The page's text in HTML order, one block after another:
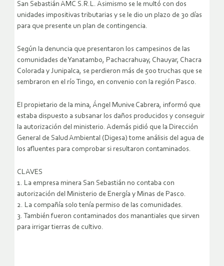
San Sebastián AMC S.R.L. Asimismo se le multó con dos
unidades impositivas tributarias y se le dio un plazo de 30 días
para que presente un plan de contingencia.
Según la denuncia que presentaron los campesinos de las
comunidades de Yanatambo, Pachacrahuay, Chauyar, Chacra
Colorada y Junipalca, se perdieron más de 500 truchas que se
sembraron en el río Tingo, en convenio con la región Pasco.
El propietario de la mina, Ángel Munive Cabrera, informó que
estaba dispuesto a subsanar los daños producidos y conseguir
la autorización del ministerio. Además pidió que la Dirección
General de Salud Ambiental (Digesa) tome análisis del agua de
los afluentes para comprobar si resultaron contaminados.
CLAVES
1. La empresa minera San Sebastián no contaba con
autorización del Ministerio de Energía y Minas de Pasco.
2. La compañía solo tenía permiso de las comunidades.
3. También fueron contaminados dos manantiales que sirven
para irrigar tierras de cultivo.